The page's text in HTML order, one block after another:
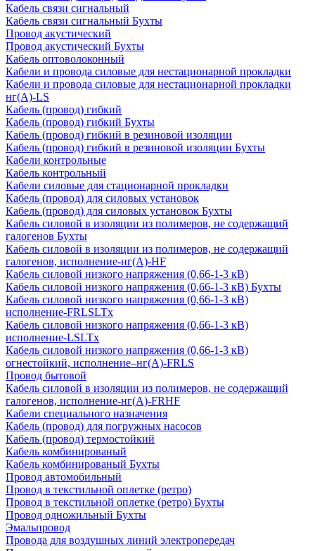
Кабель связи сигнальный
Кабель связи сигнальный Бухты
Провод акустический
Провод акустический Бухты
Кабель оптоволоконный
Кабели и провода силовые для нестационарной прокладки
Кабели и провода силовые для нестационарной прокладки
нг(А)-LS
Кабель (провод) гибкий
Кабель (провод) гибкий Бухты
Кабель (провод) гибкий в резиновой изоляции
Кабель (провод) гибкий в резиновой изоляции Бухты
Кабели контрольные
Кабель контрольный
Кабели силовые для стационарной прокладки
Кабель (провод) для силовых установок
Кабель (провод) для силовых установок Бухты
Кабель силовой в изоляции из полимеров, не содержащий
галогенов Бухты
Кабель силовой в изоляции из полимеров, не содержащий
галогенов, исполнение-нг(А)-HF
Кабель силовой низкого напряжения (0,66-1-3 кВ)
Кабель силовой низкого напряжения (0,66-1-3 кВ) Бухты
Кабель силовой низкого напряжения (0,66-1-3 кВ)
исполнение-FRLSLTx
Кабель силовой низкого напряжения (0,66-1-3 кВ)
исполнение-LSLTx
Кабель силовой низкого напряжения (0,66-1-3 кВ)
огнестойкий, исполнение–нг(А)-FRLS
Провод бытовой
Кабель силовой в изоляции из полимеров, не содержащий
галогенов, исполнение-нг(А)-FRHF
Кабели специального назначения
Кабель (провод) для погружных насосов
Кабель (провод) термостойкий
Кабель комбинированый
Кабель комбинированый Бухты
Провод автомобильный
Провод в текстильной оплетке (ретро)
Провод в текстильной оплетке (ретро) Бухты
Провод одножильный Бухты
Эмальпровод
Провода для воздушных линий электропередач